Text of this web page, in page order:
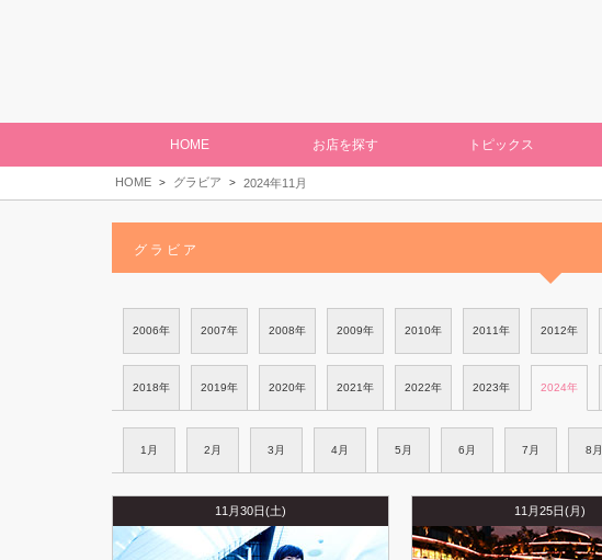
HOME お店を探す トピックス
HOME グラビア 2024年11月
グラビア
2006年 2007年 2008年 2009年 2010年 2011年 2012年
2018年 2019年 2020年 2021年 2022年 2023年 2024年
1月 2月 3月 4月 5月 6月 7月 8月
11月30日(土) 11月25日(月)